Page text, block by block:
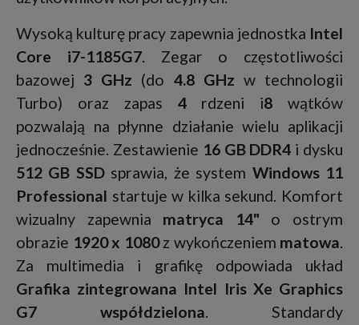
Wysoką kulturę pracy zapewnia jednostka Intel
Core i7-1185G7. Zegar o częstotliwości
bazowej 3 GHz (do 4.8 GHz w technologii
Turbo) oraz zapas 4rdzeni i8 wątków
pozwalają na płynne działanie wielu aplikacji
jednocześnie. Zestawienie 16 GB DDR4 i dysku
512 GB SSDsprawia, że system Windows 11
Professional startuje w kilka sekund. Komfort
wizualny zapewnia matryca 14" o ostrym
obrazie 1920 x 1080z wykończeniem matowa.
Za multimedia i grafikę odpowiada układ
Grafika zintegrowana Intel Iris Xe Graphics
G7 współdzielona. Standardy